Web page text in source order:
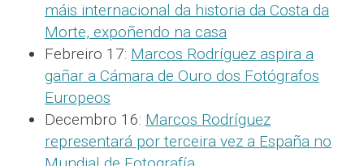
máis internacional da historia da Costa da
Morte, expoñendo na casa
Febreiro 17: Marcos Rodríguez aspira a
gañar a Cámara de Ouro dos Fotógrafos
Europeos
Decembro 16: Marcos Rodríguez
representará por terceira vez a España no